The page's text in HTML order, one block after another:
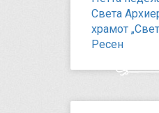
Света
храмот
Ресен